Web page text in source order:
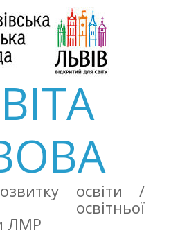
освіти /
освітньої
ЛМР